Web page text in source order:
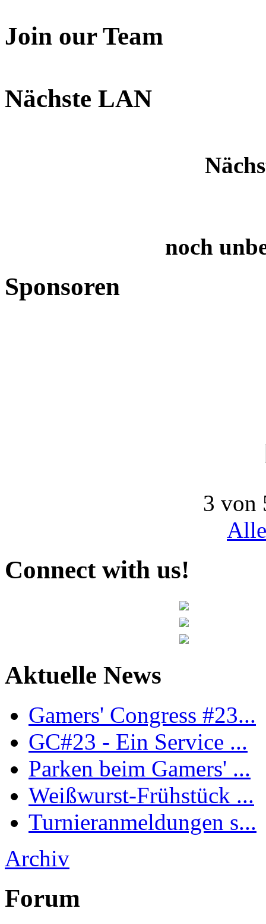
Join our Team
Nächste LAN
noch
Sponsoren
3 von
Connect with us!
Aktuelle News
Gamers' Congress #23...
GC#23 - Ein Service ...
Parken beim Gamers' ...
Weißwurst-Frühstück ...
Turnieranmeldungen s...
Archiv
Forum